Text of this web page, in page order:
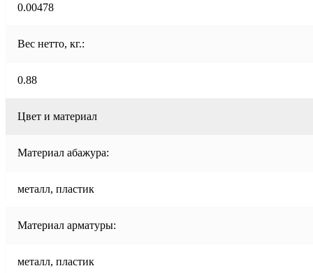
0.00478
Вес нетто, кг.:
0.88
Цвет и материал
Материал абажура:
металл, пластик
Материал арматуры:
металл, пластик